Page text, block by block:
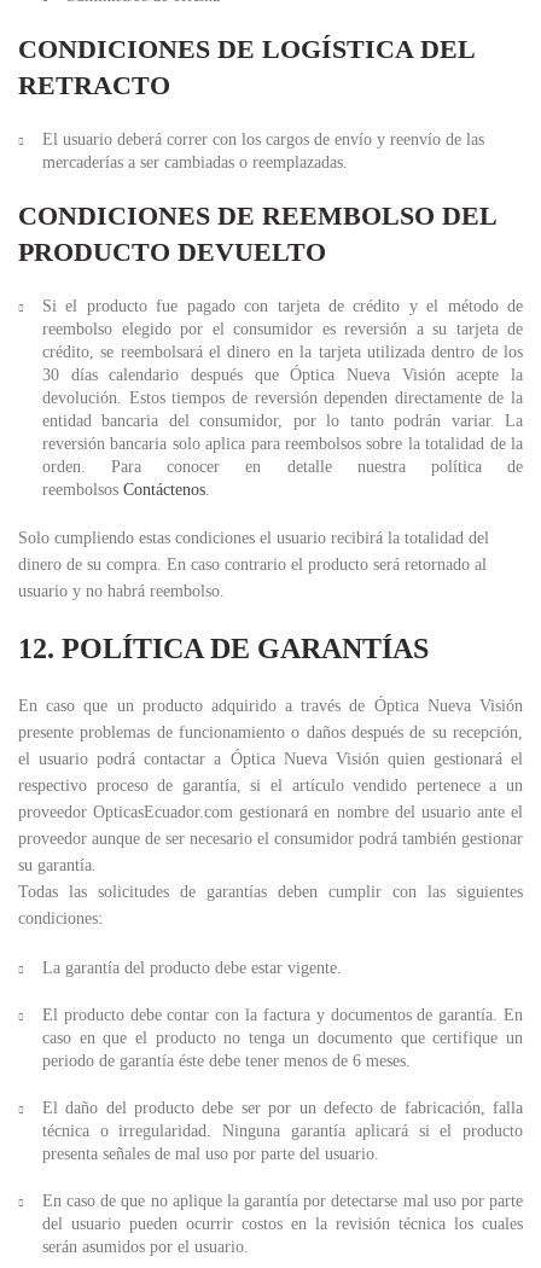
CONDICIONES DE LOGÍSTICA DEL
RETRACTO
El usuario deberá correr con los cargos de envío y reenvío de las
mercaderías a ser cambiadas o reemplazadas.
CONDICIONES DE REEMBOLSO DEL
PRODUCTO DEVUELTO
Si el producto fue pagado con tarjeta de crédito y el método de
reembolso elegido por el consumidor es reversión a su tarjeta de
crédito, se reembolsará el dinero en la tarjeta utilizada dentro de los
30 días calendario después que Óptica Nueva Visión acepte la
devolución. Estos tiempos de reversión dependen directamente de la
entidad bancaria del consumidor, por lo tanto podrán variar. La
reversión bancaria solo aplica para reembolsos sobre la totalidad de la
orden. Para conocer en detalle nuestra política de
reembolsos Contáctenos.
Solo cumpliendo estas condiciones el usuario recibirá la totalidad del
dinero de su compra. En caso contrario el producto será retornado al
usuario y no habrá reembolso.
12. POLÍTICA DE GARANTÍAS
En caso que un producto adquirido a través de Óptica Nueva Visión
presente problemas de funcionamiento o daños después de su recepción,
el usuario podrá contactar a Óptica Nueva Visión quien gestionará el
respectivo proceso de garantía, si el artículo vendido pertenece a un
proveedor OpticasEcuador.com gestionará en nombre del usuario ante el
proveedor aunque de ser necesario el consumidor podrá también gestionar
su garantía.
Todas las solicitudes de garantías deben cumplir con las siguientes
condiciones:
La garantía del producto debe estar vigente.
El producto debe contar con la factura y documentos de garantía. En
caso en que el producto no tenga un documento que certifique un
periodo de garantía éste debe tener menos de 6 meses.
El daño del producto debe ser por un defecto de fabricación, falla
técnica o irregularidad. Ninguna garantía aplicará si el producto
presenta señales de mal uso por parte del usuario.
En caso de que no aplique la garantía por detectarse mal uso por parte
del usuario pueden ocurrir costos en la revisión técnica los cuales
serán asumidos por el usuario.